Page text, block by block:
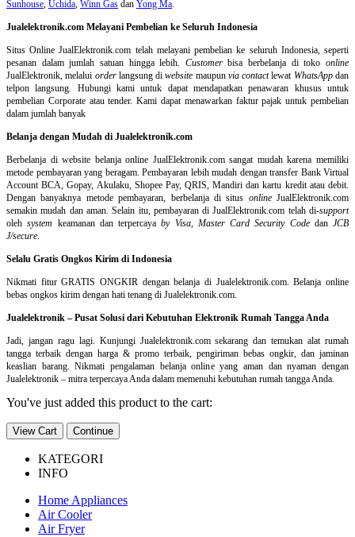
Sunhouse, Uchida, Winn Gas dan Yong Ma.
Jualelektronik.com Melayani Pembelian ke Seluruh Indonesia
Situs Online JualElektronik.com telah melayani pembelian ke seluruh Indonesia, seperti
pesanan dalam jumlah satuan hingga lebih. Customerbisa berbelanja di tokoonline
JualElektronik, melalui orderlangsung diwebsite maupun via contactlewat WhatsAppdan
telpon langsung. Hubungi kami untuk dapat mendapatkan penawaran khusus untuk
pembelian Corporate atau tender. Kami dapat menawarkan faktur pajak untuk pembelian
dalam jumlah banyak
Belanja dengan Mudah di Jualelektronik.com
Berbelanja diwebsite belanja online JualElektronik.com sangat mudah karena memiliki
metode pembayaran yang beragam. Pembayaran lebih mudah dengan transfer Bank Virtual
Account BCA, Gopay, Akulaku, Shopee Pay, QRIS, Mandiri dan kartu kredit atau debit.
Dengan banyaknya metode pembayaran, berbelanja di situs onlineJualElektronik.com
semakin mudah dan aman. Selain itu, pembayaran di JualElektronik.com telah di-support
olehsystem keamanan dan terpercayaby Visa, Master Card Security Codedan JCB
J/secure.
Selalu Gratis Ongkos Kirim di Indonesia
Nikmati fitur GRATIS ONGKIR dengan belanja di Jualelektronik.com. Belanja online
bebas ongkos kirim dengan hati tenang di Jualelektronik.com.
Jualelektronik – Pusat Solusi dari Kebutuhan Elektronik Rumah Tangga Anda
Jadi, jangan ragu lagi. Kunjungi Jualelektronik.com sekarang dan temukan alat rumah
tangga terbaik dengan harga & promo terbaik, pengiriman bebas ongkir, dan jaminan
keaslian barang. Nikmati pengalaman belanja online yang aman dan nyaman dengan
Jualelektronik – mitra terpercaya Anda dalam memenuhi kebutuhan rumah tangga Anda.
You've just added this product to the cart:
View Cart Continue
KATEGORI
INFO
Home Appliances
Air Cooler
Air Fryer